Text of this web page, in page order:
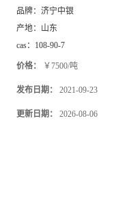
品牌： 济宁中银
产地： 山东
cas： 108-90-7
价格： ￥7500/吨
发布日期： 2021-09-23
更新日期： 2026-08-06